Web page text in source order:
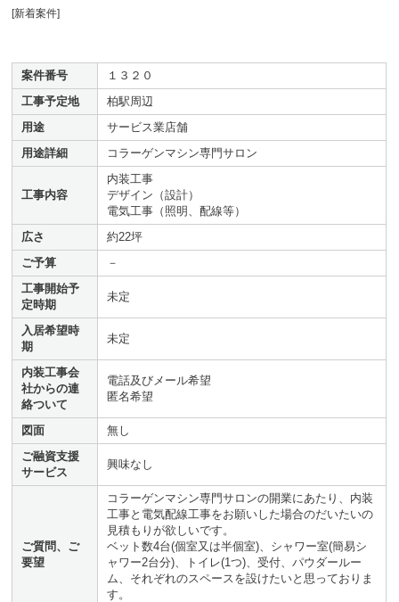
[新着案件]
案件番号
１３２０
工事予定地
柏駅周辺
用途
サービス業店舗
用途詳細
コラーゲンマシン専門サロン
工事内容
内装工事
デザイン（設計）
電気工事（照明、配線等）
広さ
約22坪
ご予算
－
工事開始予
定時期
未定
入居希望時
期
未定
内装工事会
社からの連
絡ついて
電話及びメール希望
匿名希望
図面
無し
ご融資支援
サービス
興味なし
ご質問、ご
要望
コラーゲンマシン専門サロンの開業にあたり、内装
工事と電気配線工事をお願いした場合のだいたいの
見積もりが欲しいです。
ベット数4台(個室又は半個室)、シャワー室(簡易シ
ャワー2台分)、トイレ(1つ)、受付、パウダールー
ム、それぞれのスペースを設けたいと思っておりま
す。